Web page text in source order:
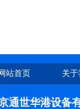
站首页 关
通世华港设备